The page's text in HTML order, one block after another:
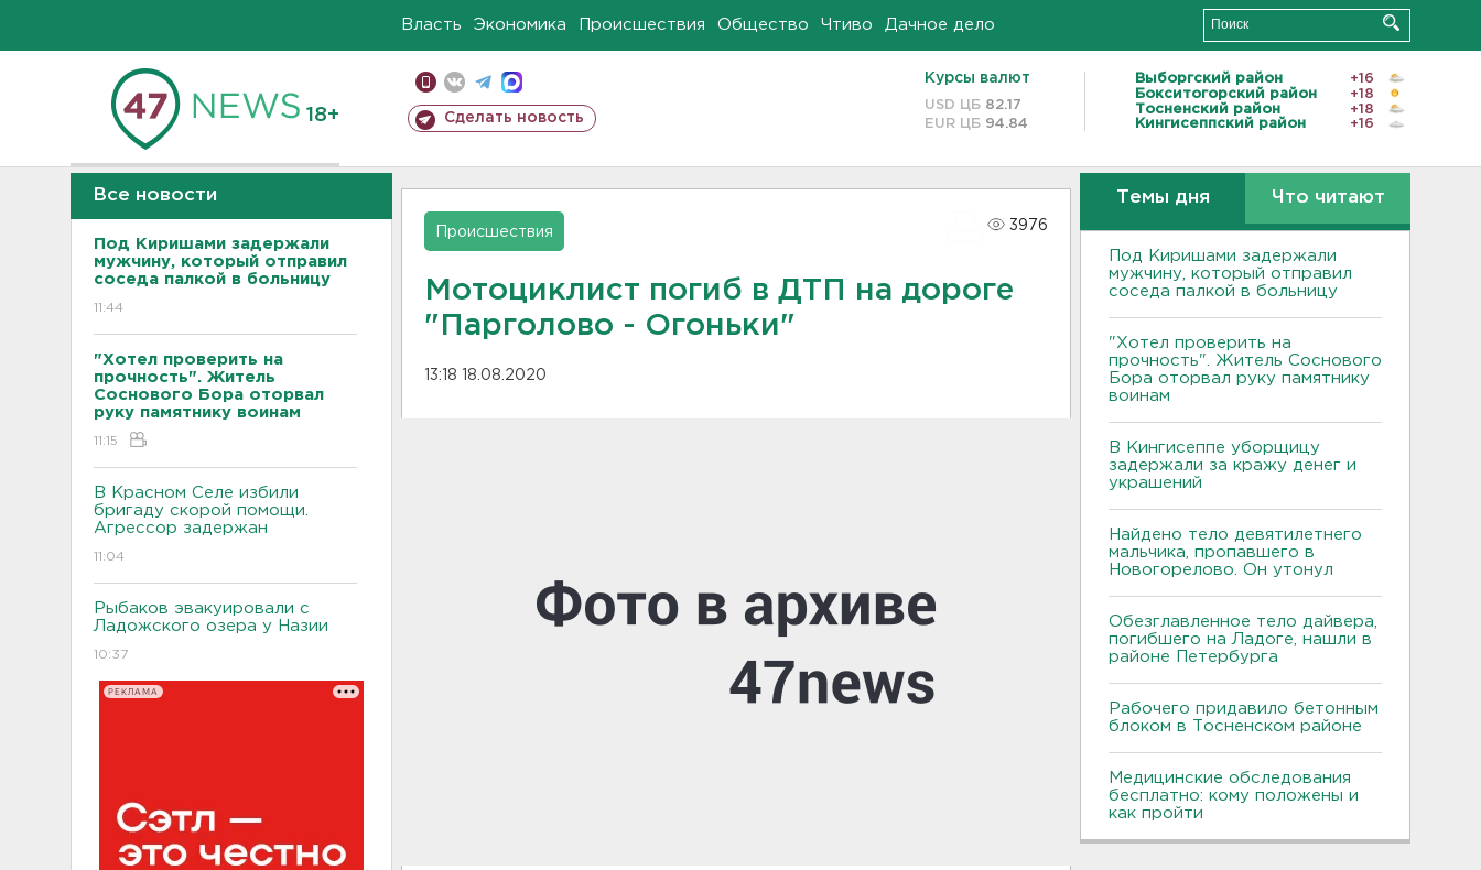
Власть Экономика Происшествия Общество Чтиво Дачное дело
18+ Сделать новость
Курсы валют
USD ЦБ 82.17
EUR ЦБ 94.84
Выборгский район
+16
Бокситогорский район
+18
Тосненский район
+18
Кингисеппский район
+16
Все новости
Под Киришами задержали
мужчину, который отправил
соседа палкой в больницу
11:44
"Хотел проверить на
прочность". Житель
Соснового Бора оторвал
руку памятнику воинам
11:15
В Красном Селе избили
бригаду скорой помощи.
Агрессор задержан
11:04
Рыбаков эвакуировали с
Ладожского озера у Назии
10:37
РЕКЛАМА
Происшествия
3976
Мотоциклист погиб в ДТП на дороге
"Парголово - Огоньки"
13:18 18.08.2020
Темы дня Что читают
Под Киришами задержали
мужчину, который отправил
соседа палкой в больницу
"Хотел проверить на
прочность". Житель Соснового
Бора оторвал руку памятнику
воинам
В Кингисеппе уборщицу
задержали за кражу денег и
украшений
Найдено тело девятилетнего
мальчика, пропавшего в
Новогорелово. Он утонул
Обезглавленное тело дайвера,
погибшего на Ладоге, нашли в
районе Петербурга
Рабочего придавило бетонным
блоком в Тосненском районе
Медицинские обследования
бесплатно: кому положены и
как пройти